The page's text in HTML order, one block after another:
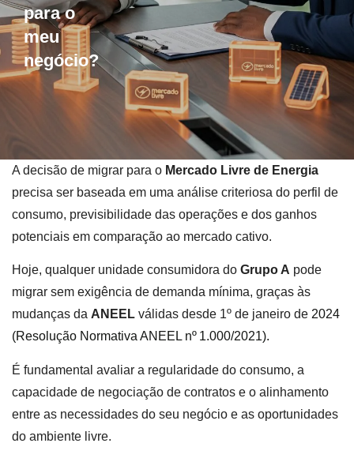
para o
meu
negócio?
A decisão de migrar para o Mercado Livre de Energia
precisa ser baseada em uma análise criteriosa do perfil de
consumo, previsibilidade das operações e dos ganhos
potenciais em comparação ao mercado cativo.
Hoje, qualquer unidade consumidora do Grupo A pode
migrar sem exigência de demanda mínima, graças às
mudanças da ANEEL válidas desde 1º de janeiro de 2024
(Resolução Normativa ANEEL nº 1.000/2021).
É fundamental avaliar a regularidade do consumo, a
capacidade de negociação de contratos e o alinhamento
entre as necessidades do seu negócio e as oportunidades
do ambiente livre.